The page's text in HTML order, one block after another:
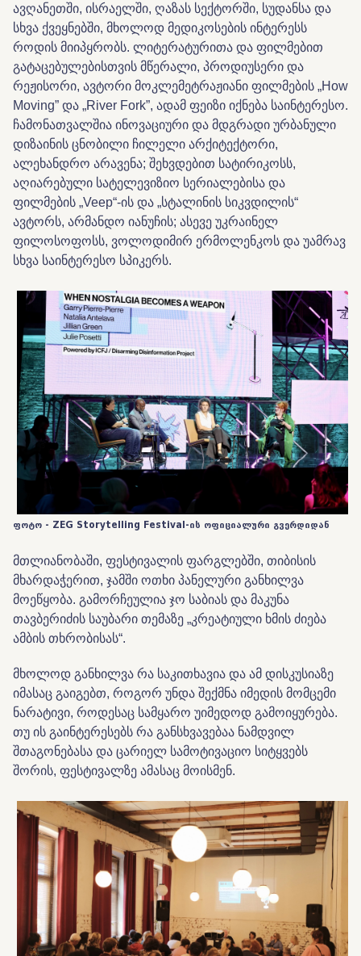
ავღანეთში, ისრაელში, ღაზას სექტორში, სუდანსა და
სხვა ქვეყნებში, მხოლოდ მედიკოსების ინტერესს
როდის მიიპყრობს. ლიტერატურითა და ფილმებით
გატაცებულებისთვის მწერალი, პროდიუსერი და
რეჟისორი, ავტორი მოკლემეტრაჟიანი ფილმების „How
Moving” და „River Fork”, ადამ ფეიზი იქნება საინტერესო.
ჩამონათვალშია ინოვაციური და მდგრადი ურბანული
დიზაინის ცნობილი ჩილელი არქიტექტორი,
ალეხანდრო არავენა; შეხვდებით სატირიკოსს,
აღიარებული სატელევიზიო სერიალებისა და
ფილმების „Veep“-ის და „სტალინის სიკვდილის“
ავტორს, არმანდო იანუჩის; ასევე უკრაინელ
ფილოსოფოსს, ვოლოდიმირ ერმოლენკოს და უამრავ
სხვა საინტერესო სპიკერს.
ფოტო - ZEG Storytelling Festival-ის ოფიციალური გვერდიდან
მთლიანობაში, ფესტივალის ფარგლებში, თიბისის
მხარდაჭერით, ჯამში ოთხი პანელური განხილვა
მოეწყობა. გამორჩეულია ჯო საბიას და მაკუნა
თავბერიძის საუბარი თემაზე „კრეატიული ხმის ძიება
ამბის თხრობისას“.
მხოლოდ განხილვა რა საკითხავია და ამ დისკუსიაზე
იმასაც გაიგებთ, როგორ უნდა შექმნა იმედის მომცემი
ნარატივი, როდესაც სამყარო უიმედოდ გამოიყურება.
თუ ის გაინტერესებს რა განსხვავებაა ნამდვილ
შთაგონებასა და ცარიელ სამოტივაციო სიტყვებს
შორის, ფესტივალზე ამასაც მოისმენ.